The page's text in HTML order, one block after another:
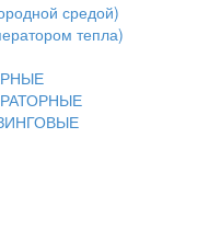
средой)
тепла)